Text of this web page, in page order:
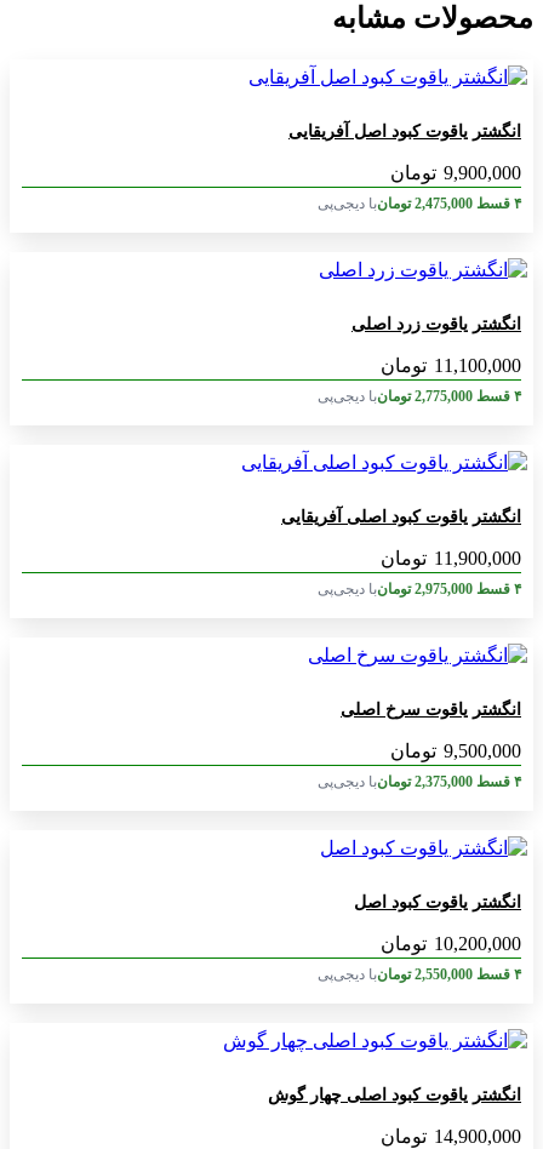
محصولات مشابه
انگشتر یاقوت کبود اصل آفریقایی
9,900,000 تومان
۴ قسط 2,475,000 تومانبا دیجی‌پی
انگشتر یاقوت زرد اصلی
11,100,000 تومان
۴ قسط 2,775,000 تومانبا دیجی‌پی
انگشتر یاقوت کبود اصلی آفریقایی
11,900,000 تومان
۴ قسط 2,975,000 تومانبا دیجی‌پی
انگشتر یاقوت سرخ اصلی
9,500,000 تومان
۴ قسط 2,375,000 تومانبا دیجی‌پی
انگشتر یاقوت کبود اصل
10,200,000 تومان
۴ قسط 2,550,000 تومانبا دیجی‌پی
انگشتر یاقوت کبود اصلی چهار گوش
14,900,000 تومان